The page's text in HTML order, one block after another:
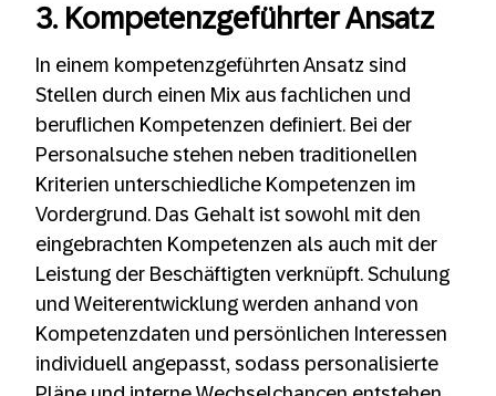
3. Kompetenzgeführter Ansatz
In einem kompetenzgeführten Ansatz sind
Stellen durch einen Mix aus fachlichen und
beruflichen Kompetenzen definiert. Bei der
Personalsuche stehen neben traditionellen
Kriterien unterschiedliche Kompetenzen im
Vordergrund. Das Gehalt ist sowohl mit den
eingebrachten Kompetenzen als auch mit der
Leistung der Beschäftigten verknüpft. Schulung
und Weiterentwicklung werden anhand von
Kompetenzdaten und persönlichen Interessen
individuell angepasst, sodass personalisierte